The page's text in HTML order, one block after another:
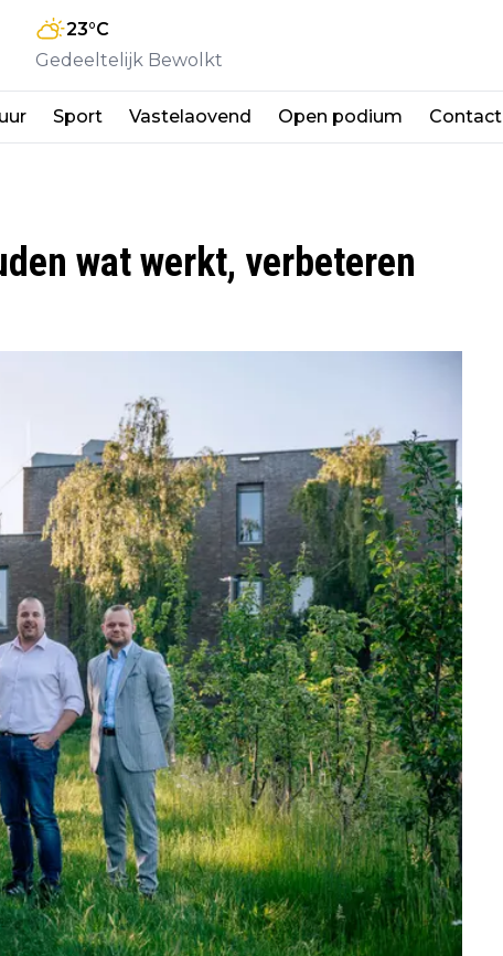
23°C
Gedeeltelijk Bewolkt
Sport Vastelaovend Open podium Contact
wat werkt, verbeteren